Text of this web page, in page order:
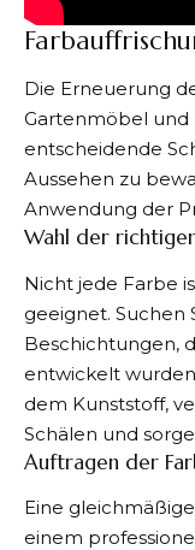
Die Erneuerung
Gartenmöbel und
entscheidende
Aussehen zu
Anwendung der
Wahl der
Nicht jede Farbe
geeignet. Suchen
Beschichtungen,
entwickelt
dem Kunststoff,
Schälen und
Auftragen der
Eine
einem